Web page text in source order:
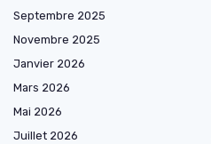
Septembre 2025
Novembre 2025
Janvier 2026
Mars 2026
Mai 2026
Juillet 2026